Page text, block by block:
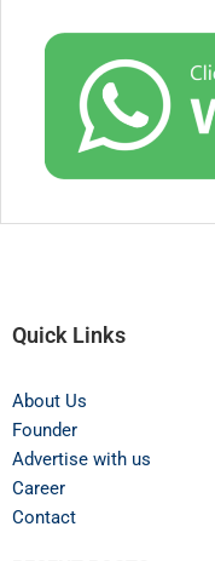
Quick Links
About Us
Founder
Advertise with us
Career
Contact